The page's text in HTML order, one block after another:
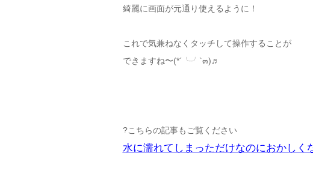
綺麗に画面が元通り使えるように！
これで気兼ねなくタッチして操作することが
できますね〜(*´╰╯`๓)♬
?こちらの記事もご覧ください
水に濡れてしまっただけなのにおかし